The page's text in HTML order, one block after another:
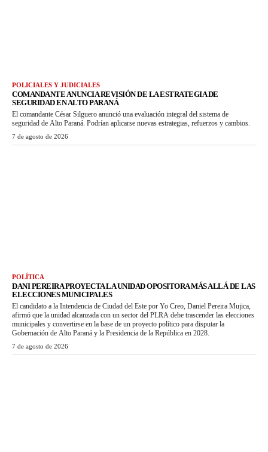
POLICIALES Y JUDICIALES
COMANDANTE ANUNCIA REVISIÓN DE LA ESTRATEGIA DE
SEGURIDAD EN ALTO PARANÁ
El comandante César Silguero anunció una evaluación integral del sistema de
seguridad de Alto Paraná. Podrían aplicarse nuevas estrategias, refuerzos y cambios.
7 de agosto de 2026
POLÍTICA
DANI PEREIRA PROYECTA LA UNIDAD OPOSITORA MÁS ALLÁ DE LAS
ELECCIONES MUNICIPALES
El candidato a la Intendencia de Ciudad del Este por Yo Creo, Daniel Pereira Mujica,
afirmó que la unidad alcanzada con un sector del PLRA debe trascender las elecciones
municipales y convertirse en la base de un proyecto político para disputar la
Gobernación de Alto Paraná y la Presidencia de la República en 2028.
7 de agosto de 2026